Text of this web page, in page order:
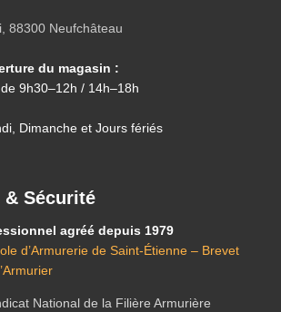
88300 Neufchâteau
du magasin :
9h30–12h / 14h–18h
Dimanche et Jours fériés
& Sécurité
agréé depuis 1979
d’Armurerie de Saint-Étienne – Brevet
National de la Filière Armurière